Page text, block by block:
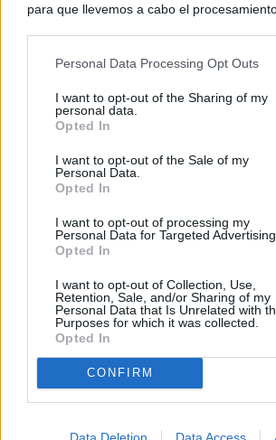
para que llevemos a cabo el
negar su consentimiento. Tenga en cuenta
de su consentimiento, pero usted tiene el
rechazar tal procesamiento. Sus
cualquier momento entrando de nuevo en
visitando nuestra política de privacidad.
Personal Data Processing Opt Outs
I want to opt-out of the Sharing of my
personal data.
Opted In
I want to opt-out of the Sale of my
Personal Data.
Opted In
I want to opt-out of processing my
Personal Data for Targeted Advertising.
Opted In
I want to opt-out of Collection, Use,
Retention, Sale, and/or Sharing of my
Personal Data that Is Unrelated with
Purposes for which it was collected.
Opted In
CONFIRM
Data Deletion Data Access